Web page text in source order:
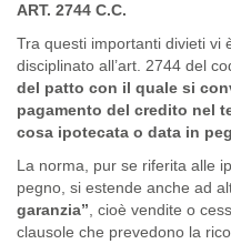
ART. 2744 C.C.
Tra questi importanti divieti vi
disciplinato all’art. 2744 del
del patto con il quale si
pagamento del credito nel
cosa ipotecata o data in
La norma, pur se riferita alle
pegno, si estende anche ad
garanzia” , cioè vendite o
clausole che prevedono la